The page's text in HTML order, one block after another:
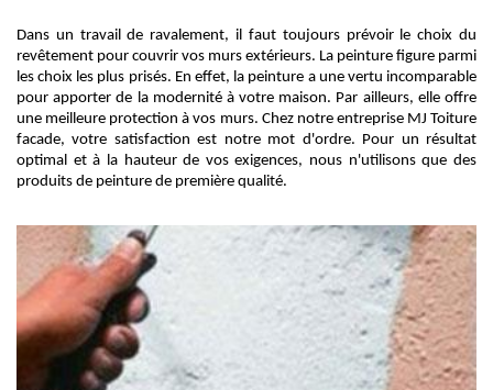
Dans un travail de ravalement, il faut toujours prévoir le choix du
revêtement pour couvrir vos murs extérieurs. La peinture figure parmi
les choix les plus prisés. En effet, la peinture a une vertu incomparable
pour apporter de la modernité à votre maison. Par ailleurs, elle offre
une meilleure protection à vos murs. Chez notre entreprise MJ Toiture
facade, votre satisfaction est notre mot d'ordre. Pour un résultat
optimal et à la hauteur de vos exigences, nous n'utilisons que des
produits de peinture de première qualité.